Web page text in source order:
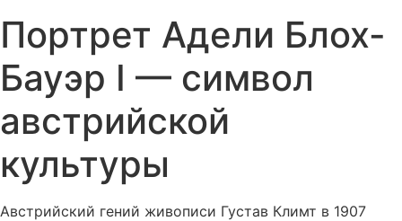
Портрет Адели Блох-
Бауэр I — символ
австрийской
культуры
Австрийский гений живописи Густав Климт в 1907